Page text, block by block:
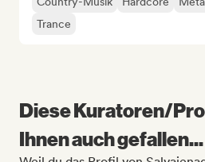
Trance
Diese Kuratoren/
Ihnen auch gefallen...